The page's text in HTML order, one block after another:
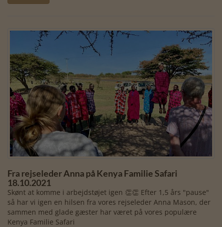
Fra rejseleder Anna på Kenya Familie Safari
18.10.2021
Skønt at komme i arbejdstøjet igen 👏👏 Efter 1,5 års "pause"
så har vi igen en hilsen fra vores rejseleder Anna Mason, der
sammen med glade gæster har været på vores populære
Kenya Familie Safari